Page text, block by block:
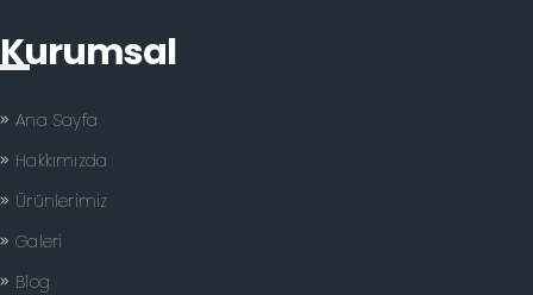
Kurumsal
Ana Sayfa
Hakkımızda
Ürünlerimiz
Galeri
Blog